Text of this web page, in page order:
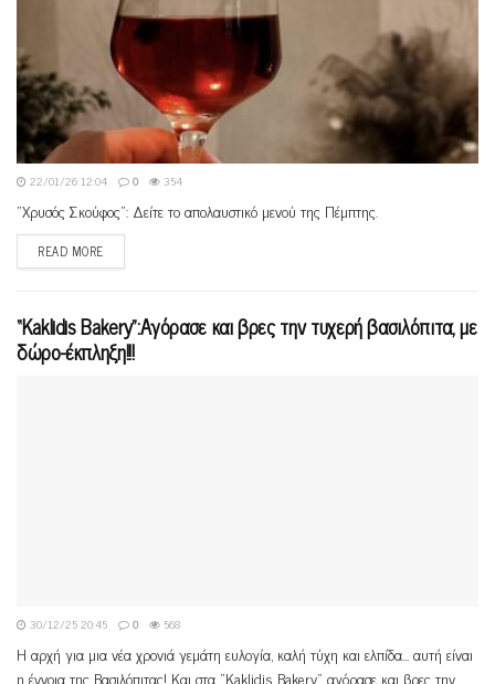
22/01/26 12:04 0 354
“Xρυσός Σκούφος”: Δείτε το απολαυστικό μενού της Πέμπτης.
READ MORE
“Kaklidis Bakery”:Aγόρασε και βρες την τυχερή βασιλόπιτα, με
δώρο-έκπληξη!!!
30/12/25 20:45 0 568
Η αρχή για μια νέα χρονιά γεμάτη ευλογία, καλή τύχη και ελπίδα... αυτή είναι
η έννοια της Βασιλόπιτας! Και στα "Kaklidis Bakery" αγόρασε και βρες την